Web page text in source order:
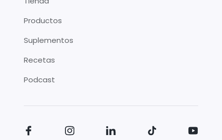
Productos
Suplementos
Recetas
Podcast